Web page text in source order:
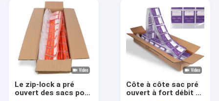
Sachet en plastique auto-adhésif
Sachets en plastique zip-lock
Sacs en plastique de journal
Messager Plastic Bag
Sac de transport de spécimen
Le zip-lock a pré
ouvert des sacs pour
Côte à côte sac pré
ouvert à fort débit de